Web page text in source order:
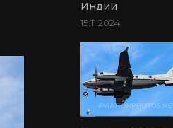
Индии
15.11.2024